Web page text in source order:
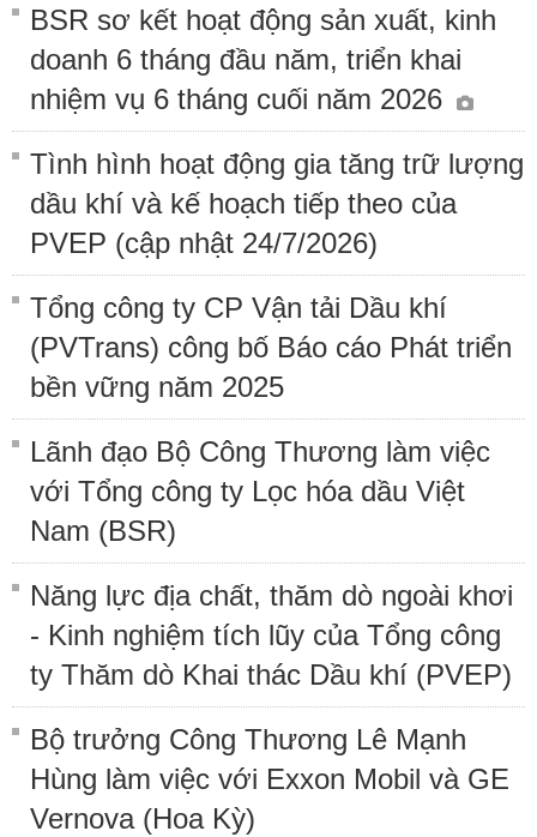
BSR sơ kết hoạt động sản xuất, kinh
doanh 6 tháng đầu năm, triển khai
nhiệm vụ 6 tháng cuối năm 2026
Tình hình hoạt động gia tăng trữ lượng
dầu khí và kế hoạch tiếp theo của
PVEP (cập nhật 24/7/2026)
Tổng công ty CP Vận tải Dầu khí
(PVTrans) công bố Báo cáo Phát triển
bền vững năm 2025
Lãnh đạo Bộ Công Thương làm việc
với Tổng công ty Lọc hóa dầu Việt
Nam (BSR)
Năng lực địa chất, thăm dò ngoài khơi
- Kinh nghiệm tích lũy của Tổng công
ty Thăm dò Khai thác Dầu khí (PVEP)
Bộ trưởng Công Thương Lê Mạnh
Hùng làm việc với Exxon Mobil và GE
Vernova (Hoa Kỳ)